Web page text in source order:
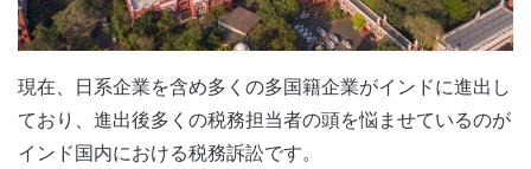
現在、日系企業を含め多くの多国籍企業がインドに進出し
ており、進出後多くの税務担当者の頭を悩ませているのが
インド国内における税務訴訟です。